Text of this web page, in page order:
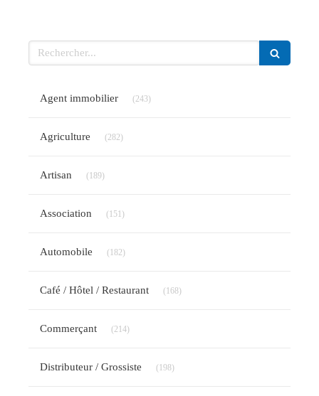
Rechercher
Agent immobilier (243)
Agriculture (282)
Artisan (189)
Association (151)
Automobile (182)
Café / Hôtel / Restaurant (168)
Commerçant (214)
Distributeur / Grossiste (198)